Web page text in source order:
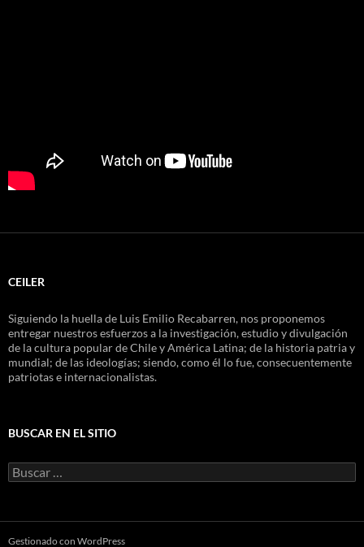
CEILER
Siguiendo la huella de Luis Emilio Recabarren, nos proponemos
entregar nuestros esfuerzos a la investigación, estudio y divulgación
de la cultura popular de Chile y América Latina; de la historia patria y
mundial; de las ideologías; siendo, como él lo fue, consecuentemente
patriotas e internacionalistas.
BUSCAR EN EL SITIO
Buscar
por:
Gestionado con WordPress